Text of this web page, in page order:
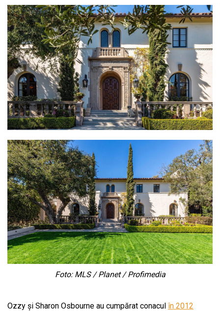
Foto: MLS / Planet / Profimedia
Ozzy și Sharon Osbourne au cumpărat conacul în 2012